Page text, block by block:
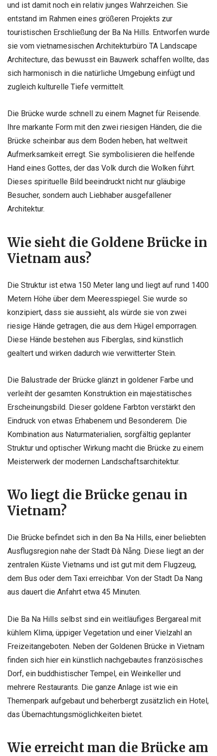
und ist damit noch ein relativ junges Wahrzeichen. Sie
entstand im Rahmen eines größeren Projekts zur
touristischen Erschließung der Ba Na Hills. Entworfen wurde
sie vom vietnamesischen Architekturbüro TA Landscape
Architecture, das bewusst ein Bauwerk schaffen wollte, das
sich harmonisch in die natürliche Umgebung einfügt und
zugleich kulturelle Tiefe vermittelt.
Die Brücke wurde schnell zu einem Magnet für Reisende.
Ihre markante Form mit den zwei riesigen Händen, die die
Brücke scheinbar aus dem Boden heben, hat weltweit
Aufmerksamkeit erregt. Sie symbolisieren die helfende
Hand eines Gottes, der das Volk durch die Wolken führt.
Dieses spirituelle Bild beeindruckt nicht nur gläubige
Besucher, sondern auch Liebhaber ausgefallener
Architektur.
Wie sieht die Goldene Brücke in
Vietnam aus?
Die Struktur ist etwa 150 Meter lang und liegt auf rund 1400
Metern Höhe über dem Meeresspiegel. Sie wurde so
konzipiert, dass sie aussieht, als würde sie von zwei
riesige Hände getragen, die aus dem Hügel emporragen.
Diese Hände bestehen aus Fiberglas, sind künstlich
gealtert und wirken dadurch wie verwitterter Stein.
Die Balustrade der Brücke glänzt in goldener Farbe und
verleiht der gesamten Konstruktion ein majestätisches
Erscheinungsbild. Dieser goldene Farbton verstärkt den
Eindruck von etwas Erhabenem und Besonderem. Die
Kombination aus Naturmaterialien, sorgfältig geplanter
Struktur und optischer Wirkung macht die Brücke zu einem
Meisterwerk der modernen Landschaftsarchitektur.
Wo liegt die Brücke genau in
Vietnam?
Die Brücke befindet sich in den Ba Na Hills, einer beliebten
Ausflugsregion nahe der Stadt Đà Nẵng. Diese liegt an der
zentralen Küste Vietnams und ist gut mit dem Flugzeug,
dem Bus oder dem Taxi erreichbar. Von der Stadt Da Nang
aus dauert die Anfahrt etwa 45 Minuten.
Die Ba Na Hills selbst sind ein weitläufiges Bergareal mit
kühlem Klima, üppiger Vegetation und einer Vielzahl an
Freizeitangeboten. Neben der Goldenen Brücke in Vietnam
finden sich hier ein künstlich nachgebautes französisches
Dorf, ein buddhistischer Tempel, ein Weinkeller und
mehrere Restaurants. Die ganze Anlage ist wie ein
Themenpark aufgebaut und beherbergt zusätzlich ein Hotel,
das Übernachtungsmöglichkeiten bietet.
Wie erreicht man die Brücke am